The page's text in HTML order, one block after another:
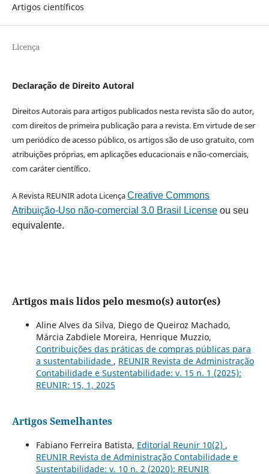
Artigos científicos
Licença
Declaração de Direito Autoral
Direitos Autorais para artigos publicados nesta revista são do autor,
com direitos de primeira publicação para a revista. Em virtude de ser
um periódico de acesso público, os artigos são de uso gratuito, com
atribuições próprias, em aplicações educacionais e não-comerciais,
com caráter científico.
A Revista REUNIR adota LicençaCreative Commons
Atribuição-Uso não-comercial 3.0 Brasil Licenseou seu
equivalente.
Artigos mais lidos pelo mesmo(s) autor(es)
Aline Alves da Silva, Diego de Queiroz Machado,
Márcia Zabdiele Moreira, Henrique Muzzio,
Contribuições das práticas de compras públicas para
a sustentabilidade , REUNIR Revista de Administração
Contabilidade e Sustentabilidade: v. 15 n. 1 (2025):
REUNIR: 15, 1, 2025
Artigos Semelhantes
Fabiano Ferreira Batista, Editorial Reunir 10(2) ,
REUNIR Revista de Administração Contabilidade e
Sustentabilidade: v. 10 n. 2 (2020): REUNIR